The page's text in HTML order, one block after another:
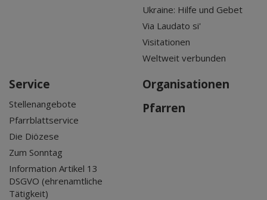
Ukraine: Hilfe und Gebet
Via Laudato si'
Visitationen
Weltweit verbunden
Service
Stellenangebote
Pfarrblattservice
Die Diözese
Zum Sonntag
Information Artikel 13
DSGVO (ehrenamtliche
Tätigkeit)
Organisationen
Pfarren